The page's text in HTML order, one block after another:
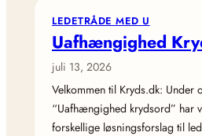
LEDETRÅDE MED U
Uafhængighed
juli 13, 2026
Velkommen til Kryds.dk: Under
“Uafhængighed krydsord” har
forskellige løsningsforslag til